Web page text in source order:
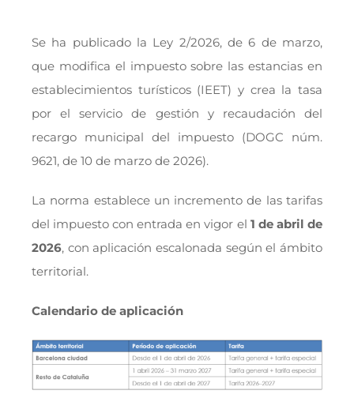
Se ha publicado la Ley 2/2026, de 6 de marzo,
que modifica el impuesto sobre las estancias en
establecimientos turísticos (IEET) y crea la tasa
por el servicio de gestión y recaudación del
recargo municipal del impuesto (DOGC núm.
9621, de 10 de marzo de 2026).
La norma establece un incremento de las tarifas
del impuesto con entrada en vigor el 1 de abril de
2026, con aplicación escalonada según el ámbito
territorial.
Calendario de aplicación